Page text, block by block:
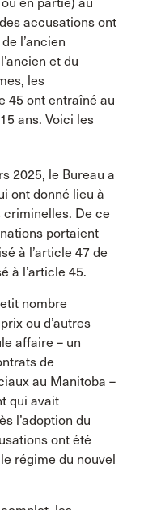
accusations ont
l’ancien
et du
les
45 ont entraîné au
ans. Voici les
2025, le Bureau a
ont donné lieu à
De ce
portaient
à l’article 47 de
à l’article 45.
nombre
ou d’autres
affaire – un
de
au Manitoba –
qui avait
l’adoption du
ont été
régime du nouvel